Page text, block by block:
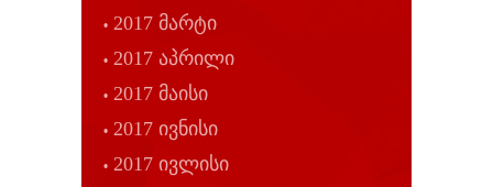
2017 მარტი
2017 აპრილი
2017 მაისი
2017 ივნისი
2017 ივლისი